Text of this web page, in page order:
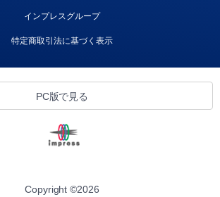
インプレスグループ
特定商取引法に基づく表示
PC版で見る
Copyright ©2026